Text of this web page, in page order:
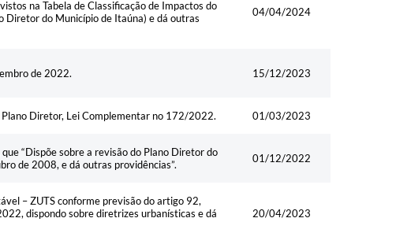
na Tabela de Classificação de Impactos do
do Município de Itaúna) e dá outras
04/04/2024
de 2022. 15/12/2023
Diretor, Lei Complementar no 172/2022. 01/03/2023
“Dispõe sobre a revisão do Plano Diretor do
de 2008, e dá outras providências”.
01/12/2022
– ZUTS conforme previsão do artigo 92,
dispondo sobre diretrizes urbanísticas e dá
20/04/2023